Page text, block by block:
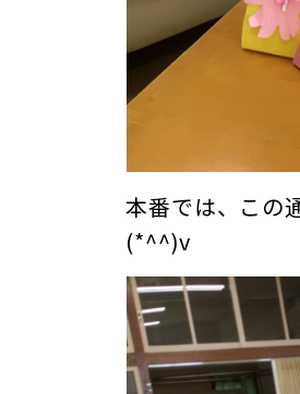
本番では、この
(*^^)v